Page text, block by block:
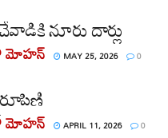
నూరు దార్లు
మోహన్ MAY 25, 2026 0
మోహన్ APRIL 11, 2026 0